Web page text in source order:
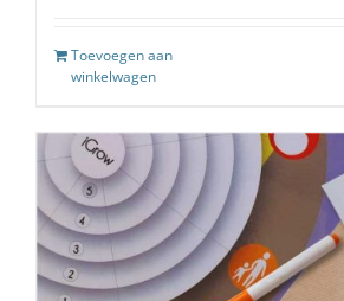
Toevoegen aan
winkelwagen